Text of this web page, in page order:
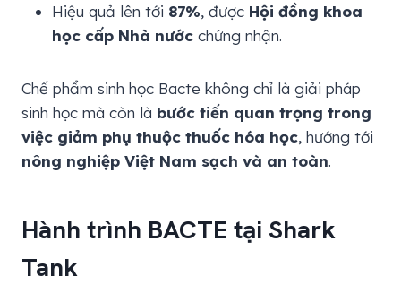
Hiệu quả lên tới 87%, được Hội đồng khoa
học cấp Nhà nước chứng nhận.
Chế phẩm sinh học Bacte không chỉ là giải pháp
sinh học mà còn là bước tiến quan trọng trong
việc giảm phụ thuộc thuốc hóa học, hướng tới
nông nghiệp Việt Nam sạch và an toàn.
Hành trình BACTE tại Shark
Tank